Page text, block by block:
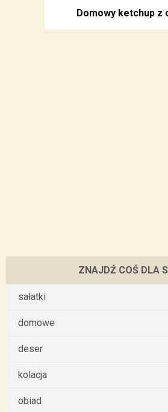
Domowy ketchup z
ZNAJDŹ COŚ DLA
sałatki
domowe
deser
kolacja
obiad